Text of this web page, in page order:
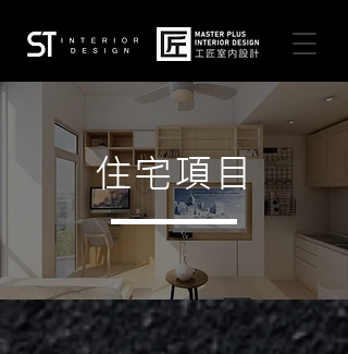
住宅項目